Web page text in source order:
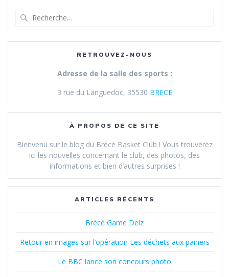
:
RETROUVEZ-NOUS
Adresse de la salle des sports :
3 rue du Languedoc, 35530 BRECE
À PROPOS DE CE SITE
Bienvenu sur le blog du Brécé Basket Club ! Vous trouverez
ici les nouvelles concernant le club, des photos, des
informations et bien d’autres surprises !
ARTICLES RÉCENTS
Brécé Game Deiz
Retour en images sur l’opération Les déchets aux paniers
Le BBC lance son concours photo